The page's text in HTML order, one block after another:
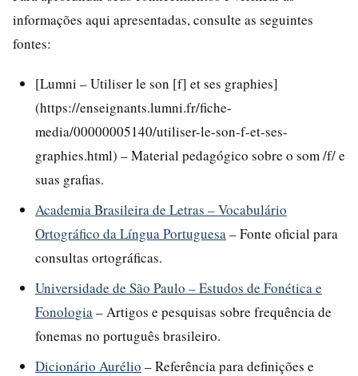
informações aqui apresentadas, consulte as seguintes
fontes:
[Lumni – Utiliser le son [f] et ses graphies]
(https://enseignants.lumni.fr/fiche-
media/00000005140/utiliser-le-son-f-et-ses-
graphies.html) – Material pedagógico sobre o som /f/ e
suas grafias.
Academia Brasileira de Letras – Vocabulário
Ortográfico da Língua Portuguesa – Fonte oficial para
consultas ortográficas.
Universidade de São Paulo – Estudos de Fonética e
Fonologia – Artigos e pesquisas sobre frequência de
fonemas no português brasileiro.
Dicionário Aurélio – Referência para definições e